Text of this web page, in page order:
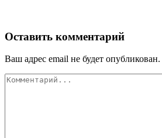
Оставить комментарий
Ваш адрес email не будет опубликован.